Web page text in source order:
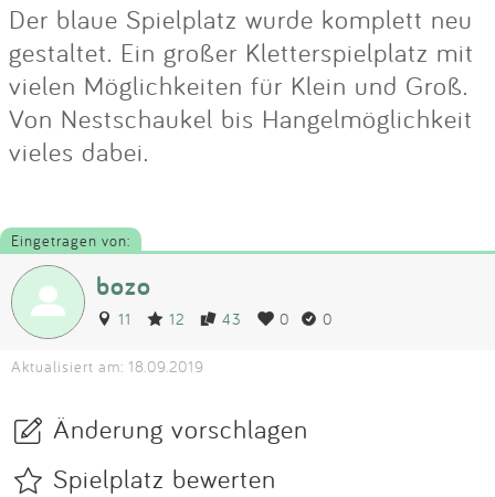
Der blaue Spielplatz wurde komplett neu
gestaltet. Ein großer Kletterspielplatz mit
vielen Möglichkeiten für Klein und Groß.
Von Nestschaukel bis Hangelmöglichkeit
vieles dabei.
Eingetragen von:
bozo
11 12 43 0 0
Aktualisiert am: 18.09.2019
Änderung vorschlagen
Spielplatz bewerten